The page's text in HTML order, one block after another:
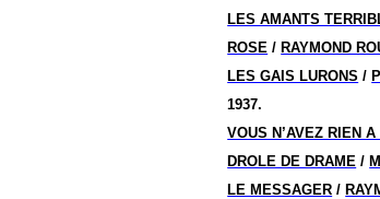
LES AMANTS
ROSE / RAYMOND
LES GAIS LURONS /
1937.
VOUS N’AVEZ RIEN
DROLE DE DRAME /
LE MESSAGER /